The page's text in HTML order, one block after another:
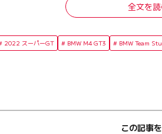
全文を
2022 スーパーGT BMW M4 GT3 BMW Team
この記事